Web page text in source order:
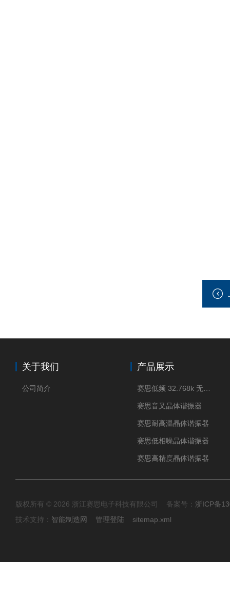
关于我们
公司简介
产品展示
赛思音叉晶体谐振器
赛思耐高温晶体谐振器
赛思低相噪晶体谐振器
赛思高精度晶体谐振器
版权所有 © 2026 浙江赛思电子科技有限公司 备案号： 浙ICP备
技术支持： 智能制造网 管理登陆 sitemap.xml